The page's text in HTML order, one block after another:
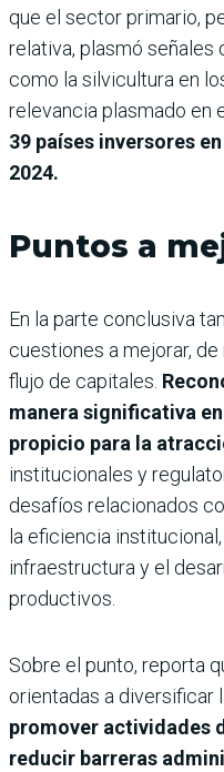
que el sector primario,
relativa, plasmó señales
como la silvicultura en
relevancia plasmado en
39 países inversores
2024.
Puntos a
En la parte conclusiva
cuestiones a mejorar,
flujo de capitales.
manera significativa
propicio para la
institucionales y
desafíos relacionados
la eficiencia
infraestructura y el
productivos.
Sobre el punto, reporta
orientadas a diversificar
promover actividades
reducir barreras